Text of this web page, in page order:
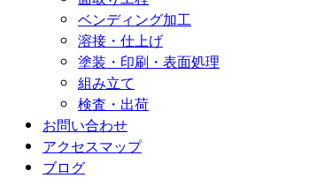
ベンディング加工
溶接・仕上げ
塗装・印刷・表面処理
組み立て
検査・出荷
お問い合わせ
アクセスマップ
ブログ